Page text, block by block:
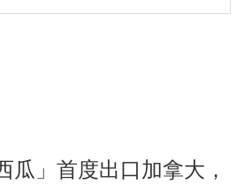
瓜」首度出口加拿大，